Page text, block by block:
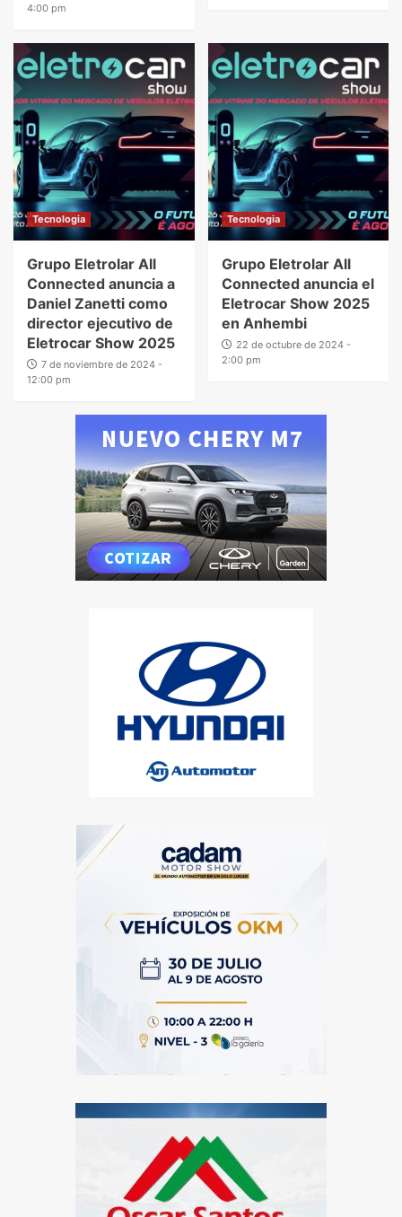
4:00 pm
Tecnologia
Grupo Eletrolar All
Connected anuncia a
Daniel Zanetti como
director ejecutivo de
Eletrocar Show 2025
7 de noviembre de 2024 -
12:00 pm
Tecnologia
Grupo Eletrolar All
Connected anuncia el
Eletrocar Show 2025
en Anhembi
22 de octubre de 2024 -
2:00 pm